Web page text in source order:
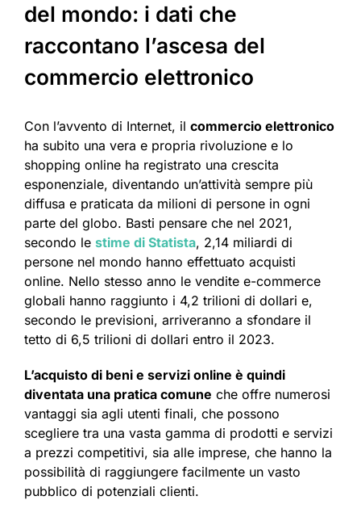
del mondo: i dati che
raccontano l’ascesa del
commercio elettronico
Con l’avvento di Internet, il commercio elettronico
ha subito una vera e propria rivoluzione e lo
shopping online ha registrato una crescita
esponenziale, diventando un’attività sempre più
diffusa e praticata da milioni di persone in ogni
parte del globo. Basti pensare che nel 2021,
secondo le stime di Statista, 2,14 miliardi di
persone nel mondo hanno effettuato acquisti
online. Nello stesso anno le vendite e-commerce
globali hanno raggiunto i 4,2 trilioni di dollari e,
secondo le previsioni, arriveranno a sfondare il
tetto di 6,5 trilioni di dollari entro il 2023.
L’acquisto di beni e servizi online è quindi
diventata una pratica comune che offre numerosi
vantaggi sia agli utenti finali, che possono
scegliere tra una vasta gamma di prodotti e servizi
a prezzi competitivi, sia alle imprese, che hanno la
possibilità di raggiungere facilmente un vasto
pubblico di potenziali clienti.